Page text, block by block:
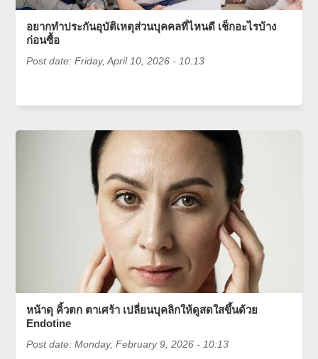
อยากทำประกันอุบัติเหตุส่วนบุคคลที่ไหนดี เช็กอะไรบ้าง
ก่อนซื้อ
Post date:Friday, April 10, 2026 - 10:13
หน้าดุ คิ้วตก ตาเศร้า เปลี่ยนบุคลิกให้ดูสดใสขึ้นด้วย
Endotine
Post date:Monday, February 9, 2026 - 10:13